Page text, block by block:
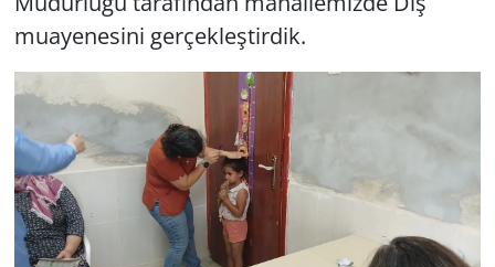
muayenesini gerçekleştirdik.